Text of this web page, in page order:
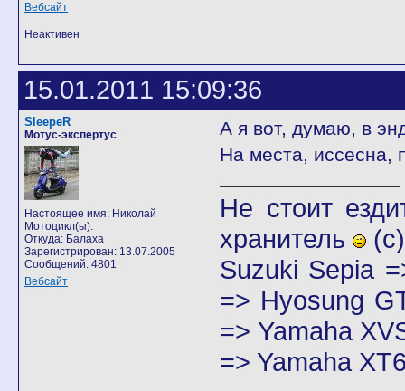
Вебсайт
Неактивен
15.01.2011 15:09:36
SleepeR
Мотус-экспертус
Настоящее имя: Николай
Мотоцикл(ы):
Откуда: Балаха
Зарегистрирован: 13.07.2005
Сообщений: 4801
Вебсайт
А я вот, думаю, в
На места, иссесна,
Не стоит
хранитель
(с)
Suzuki Sepia
=> Hyosung
=> Yamaha
=> Yamaha